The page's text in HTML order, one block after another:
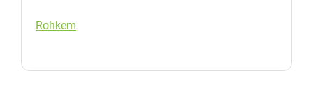
Rohkem